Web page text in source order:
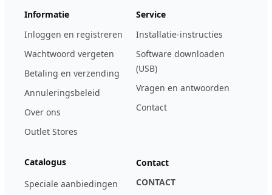
Informatie
Inloggen en registreren
Wachtwoord vergeten
Betaling en verzending
Annuleringsbeleid
Over ons
Outlet Stores
Service
Installatie-instructies
Software downloaden
(USB)
Vragen en antwoorden
Contact
Catalogus
Speciale aanbiedingen
Contact
CONTACT